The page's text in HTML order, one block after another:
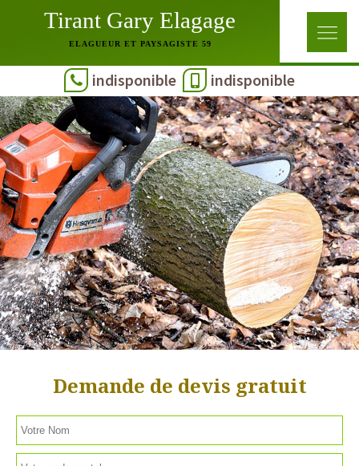
Tirant Gary Elagage
ELAGUEUR ET PAYSAGISTE 59
indisponible indisponible
Demande de devis gratuit